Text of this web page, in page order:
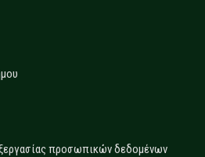
προσωπικών δεδομένων